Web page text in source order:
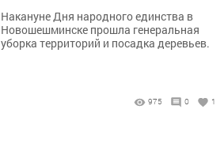
Накануне Дня народного единства в
Новошешминске прошла генеральная
уборка территорий и посадка деревьев.
975 0 1